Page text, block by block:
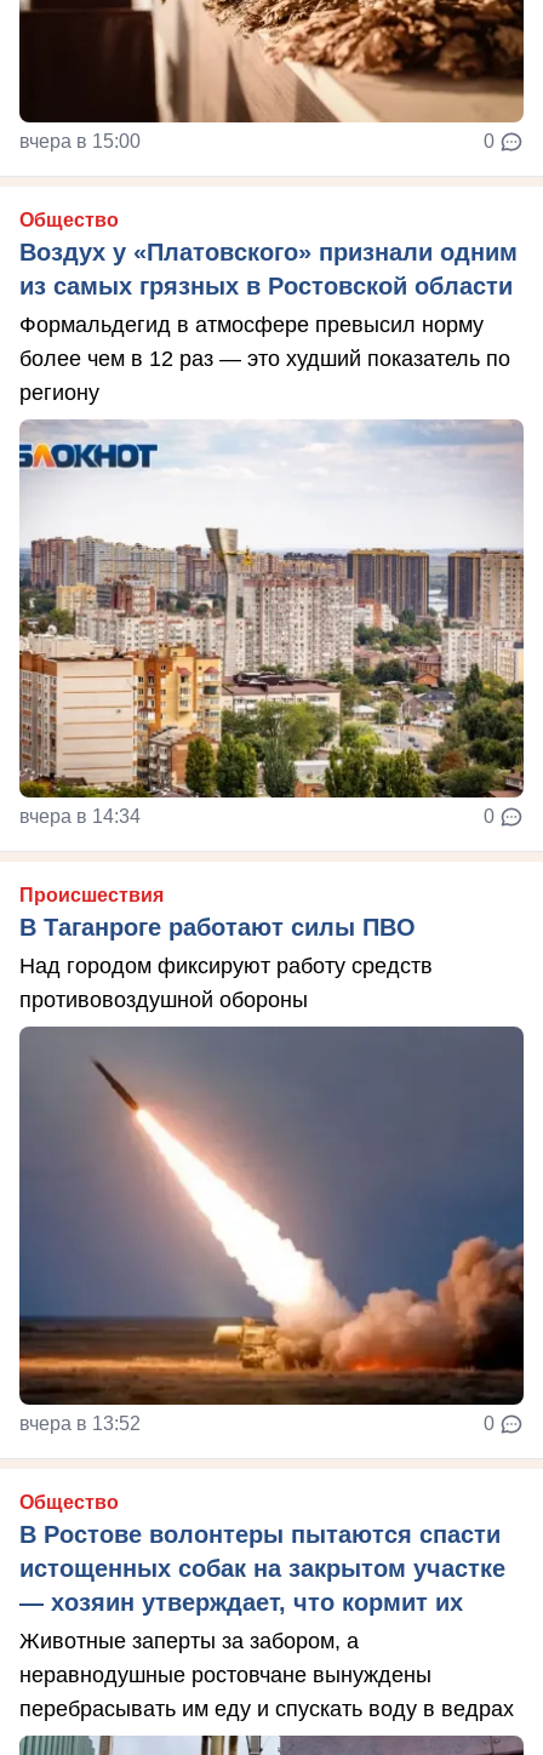
вчера в 15:00 0
Общество
Воздух у «Платовского» признали одним
из самых грязных в Ростовской области
Формальдегид в атмосфере превысил норму
более чем в 12 раз — это худший показатель по
региону
вчера в 14:34 0
Происшествия
В Таганроге работают силы ПВО
Над городом фиксируют работу средств
противовоздушной обороны
вчера в 13:52 0
Общество
В Ростове волонтеры пытаются спасти
истощенных собак на закрытом участке
— хозяин утверждает, что кормит их
Животные заперты за забором, а
неравнодушные ростовчане вынуждены
перебрасывать им еду и спускать воду в ведрах